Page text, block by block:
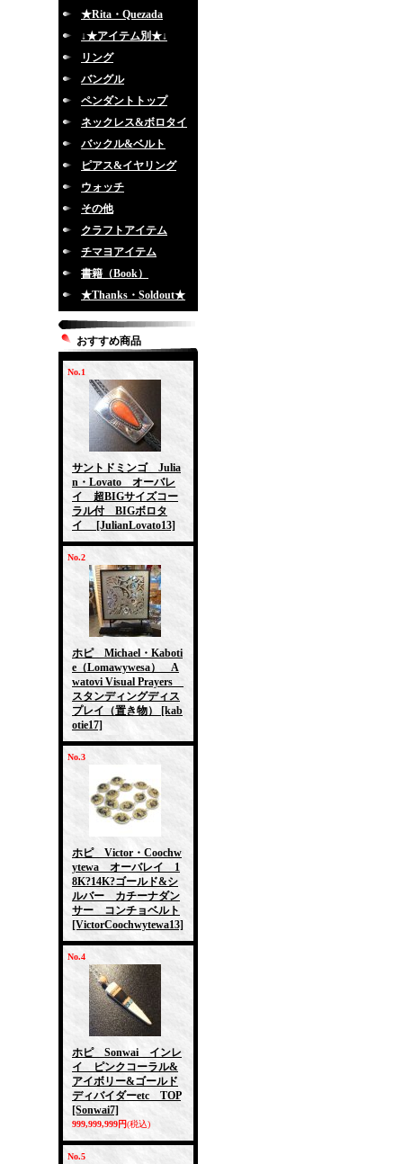
★Rita・Quezada
↓★アイテム別★↓
リング
バングル
ペンダントトップ
ネックレス&ボロタイ
バックル&ベルト
ピアス&イヤリング
ウォッチ
その他
クラフトアイテム
チマヨアイテム
書籍（Book）
★Thanks・Soldout★
おすすめ商品
No.1
サントドミンゴ Julia
n・Lovato オーバレ
イ 超BIGサイズコー
ラル付 BIGボロタ
イ
[JulianLovato13]
No.2
ホピ Michael・Kaboti
e（Lomawywesa） A
watovi Visual Prayers
スタンディングディス
プレイ（置き物）
[kab
otie17]
No.3
ホピ Victor・Coochw
ytewa オーバレイ 1
8K?14K?ゴールド&シ
ルバー カチーナダン
サー コンチョベルト
[VictorCoochwytewa13]
No.4
ホピ Sonwai インレ
イ ピンクコーラル&
アイボリー&ゴールド
ディバイダーetc TOP
[Sonwai7]
999,999,999円(税込)
No.5